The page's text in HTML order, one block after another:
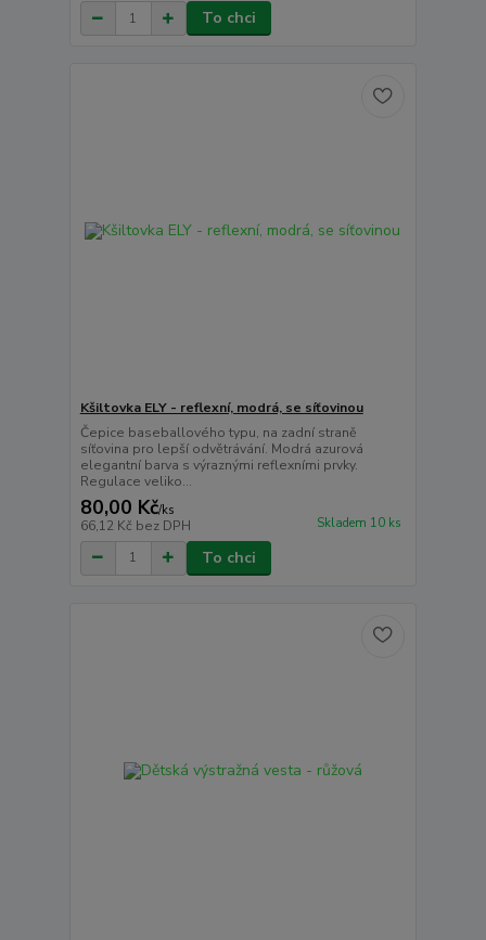
To chci
Kšiltovka ELY - reflexní, modrá, se síťovinou
Čepice baseballového typu, na zadní straně
síťovina pro lepší odvětrávání. Modrá azurová
elegantní barva s výraznými reflexními prvky.
Regulace veliko...
80,00 Kč/ks
66,12 Kč bez DPH Skladem 10 ks
To chci